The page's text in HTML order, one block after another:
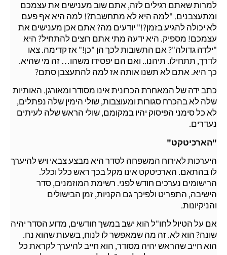
למרות שאתם רגילים לזה, אתם שוב מענישים את עצמכם
ומתעצבנים. "למה היא לא מתחשבת?! למה היא אף פעם
לא יכולה להגיע בזמן?!" יודעים מה? אתם אכן מענישים את
עצמכם! מספיק. היא ידעה מתי אתם רוצים להתחיל? היא
"ילדה גדולה"? אם התשובות לכך הן "כן!" אז קדימה. צאו
לדרך, תתחילו. תיהנו.. ואם הם יפסידו משהו… זה מי שהיא.
כך היא. אתם לא תשנו אותה אז למה להתעצבן סתם?
כתב ידה של המאחרת הכרונית אינו מסודר ומאורגן. האותיות
שלה לא בהכרח סגורות ומעוצבות, שולי הימין שלה נפתלים,
לא כל סימני הפיסוק יהיו במקומם, שולי הראש שלה לעיתים
נעדרים.
"הארכיטקט"
היערכות לאירוח המשפחה לסדר היא מבצע צבאי ויש להיערך
לו בהתאם. הארכיטקט אינו מקל בכך ראש כלל וכלל.
הרישומים נערכים חודש לפני. רשימת המוזמנים, סדר
הישיבה, התפריט ולפיכך גם הקניות, זמן הבישולים
והניקיונות.
אם על הטיול לחו"ל הוא ישב במשך חודשים, מדוע הסדר יהיה
שונה? הוא לא. זה מה שמאפשר לו לנוח, בשעות שהוא נח.
הוא חייב שהראש יהיה מסודר, הוא חייב להיערך לקראת כל